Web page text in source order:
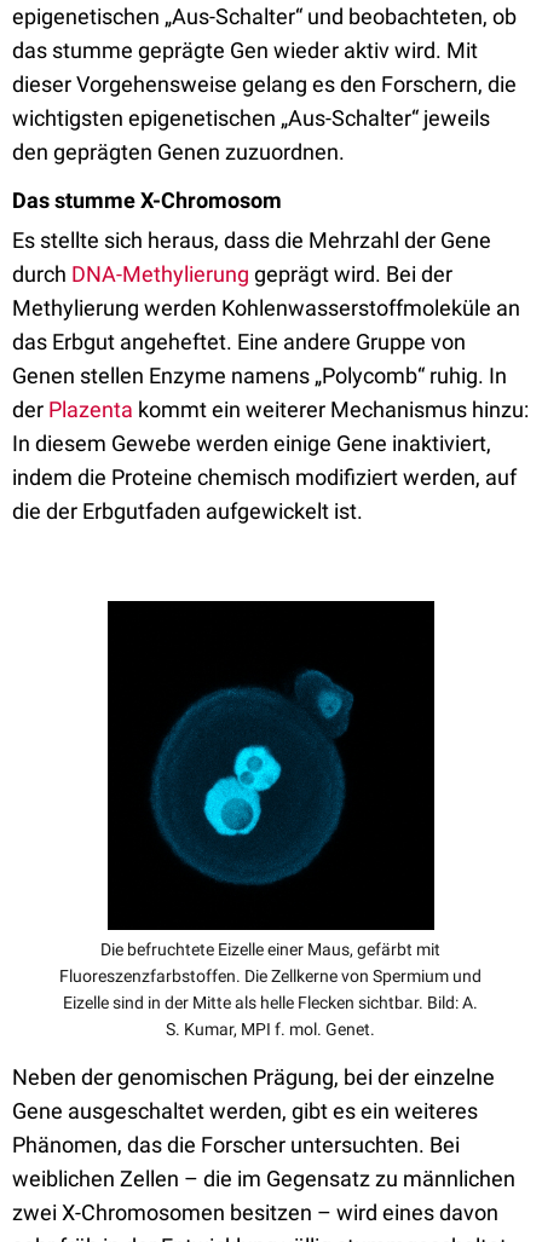
epigenetischen „Aus-Schalter“ und beobachteten, ob
das stumme geprägte Gen wieder aktiv wird. Mit
dieser Vorgehensweise gelang es den Forschern, die
wichtigsten epigenetischen „Aus-Schalter“ jeweils
den geprägten Genen zuzuordnen.
Das stumme X-Chromosom
Es stellte sich heraus, dass die Mehrzahl der Gene
durch DNA-Methylierung geprägt wird. Bei der
Methylierung werden Kohlenwasserstoffmoleküle an
das Erbgut angeheftet. Eine andere Gruppe von
Genen stellen Enzyme namens „Polycomb“ ruhig. In
der Plazenta kommt ein weiterer Mechanismus hinzu:
In diesem Gewebe werden einige Gene inaktiviert,
indem die Proteine chemisch modifiziert werden, auf
die der Erbgutfaden aufgewickelt ist.
Die befruchtete Eizelle einer Maus, gefärbt mit
Fluoreszenzfarbstoffen. Die Zellkerne von Spermium und
Eizelle sind in der Mitte als helle Flecken sichtbar. Bild: A.
S. Kumar, MPI f. mol. Genet.
Neben der genomischen Prägung, bei der einzelne
Gene ausgeschaltet werden, gibt es ein weiteres
Phänomen, das die Forscher untersuchten. Bei
weiblichen Zellen – die im Gegensatz zu männlichen
zwei X-Chromosomen besitzen – wird eines davon